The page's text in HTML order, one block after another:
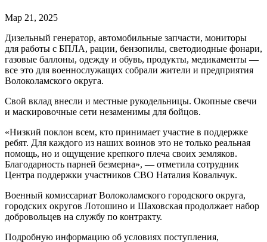
Мар 21, 2025
Дизельный генератор, автомобильные запчасти, мониторы
для работы с БПЛА, рации, бензопилы, светодиодные фонари,
газовые баллоны, одежду и обувь, продукты, медикаменты —
все это для военнослужащих собрали жители и предприятия
Волоколамского округа.
Свой вклад внесли и местные рукодельницы. Окопные свечи
и маскировочные сети незаменимы для бойцов.
«Низкий поклон всем, кто принимает участие в поддержке
ребят. Для каждого из наших воинов это не только реальная
помощь, но и ощущение крепкого плеча своих земляков.
Благодарность парней безмерна», — отметила сотрудник
Центра поддержки участников СВО Наталия Ковальчук.
Военный комиссариат Волоколамского городского округа,
городских округов Лотошино и Шаховская продолжает набор
добровольцев на службу по контракту.
Подробную информацию об условиях поступления,